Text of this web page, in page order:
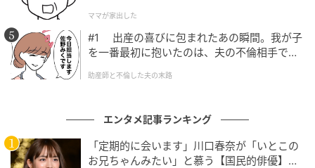
ママが家出した
#1 出産の喜びに包まれたあの瞬間。我が子
を一番最初に抱いたのは、夫の不倫相手でし
助産師と不倫した夫の末路
エンタメ記事ランキング
「定期的に会います」川口春奈が「いとこの
お兄ちゃんみたい」と慕う【国民的俳優】と